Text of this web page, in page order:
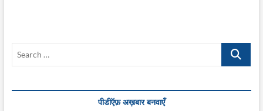
Search
पीडीऍफ़ अख़बार बनवाएँ